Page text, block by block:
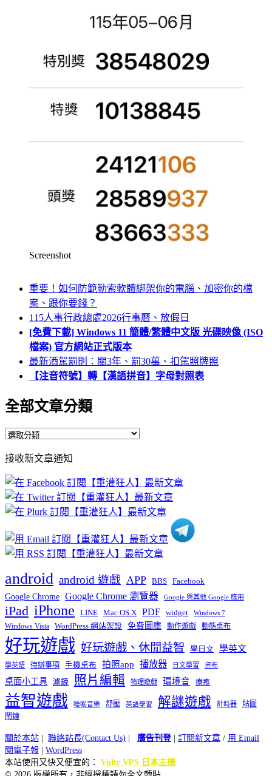
Screenshot
重要！如何防範勒索軟體綁架你的電腦、加密你的檔
案、跟你要錢？
115人事行政總處2026行事曆、放假日
[免費下載] Windows 11 簡體/繁體中文版 光碟映像 (ISO
檔案) 官方網站正式版本
最新酒駕罰則：關3年、罰30萬、扣駕照牌照
【注音符號】轉【漢語拼音】字母對照表
全部文章分類
全
文
章
分
類
接收新文章通知
android android 遊戲 APP BBS Facebook
Google Chrome Google Chrome 瀏覽器 Google 與其他 Google 應用
iPad iPhone LINE Mac OS X PDF widget Windows 7
Windows Vista WordPress 網站架設 免費圖庫 動作遊戲 動態桌布
好玩遊戲 好玩遊戲、休閒益智 學日文 學英文
學英語 待辦事項 手機桌布 拍照app 播放器 日文學習 桌布
桌面小工具 濾鏡 照片編輯 物理遊戲 環境音 療癒
益智遊戲 睡眠音樂 舒壓 英語學習 解謎遊戲 計時器
貼圖
鬧鐘
關於本站 | 聯絡站長(Contact Us) | 廣告刊登| 訂閱新文章 / 用 Email
閱電子報 | WordPress
本站使用又快又便宜的： Vultr VPS 日本主機